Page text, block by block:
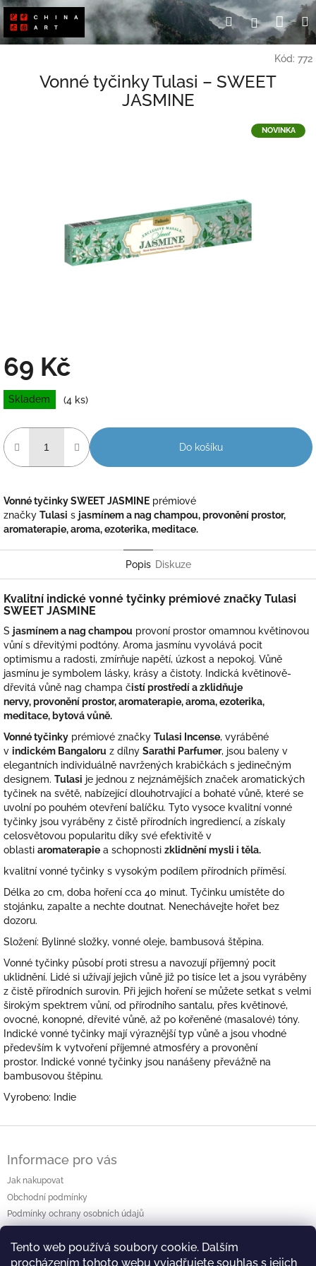
Tento web používá soubory cookie. Dalším
procházením tohoto webu vyjadřujete souhlas s jejich
Přejít
na
obsah
HledatPřihlášení
Kód: 772
Vonné tyčinky Tulasi – SWEET
JASMINE
NOVINKA
69 Kč
Měrná
cena:
Skladem (4 ks)
Do košíku
Vonné tyčinky SWEET JASMINE prémiové
značky Tulasi s jasmínem a nag champou, provonění prostor,
aromaterapie, aroma, ezoterika, meditace.
Popis Diskuze
Kvalitní indické vonné tyčinky prémiové značky Tulasi
SWEET JASMINE
S jasmínem a nag champou provoní prostor omamnou květinovou
vůní s dřevitými podtóny. Aroma jasmínu vyvolává pocit
optimismu a radosti, zmírňuje napětí, úzkost a nepokoj. Vůně
jasmínu je symbolem lásky, krásy a čistoty. Indická květinově-
dřevitá vůně nag champa čistí prostředí a zklidňuje
nervy, provonění prostor, aromaterapie, aroma, ezoterika,
meditace, bytová vůně.
Vonné tyčinky prémiové značky Tulasi Incense, vyráběné
v indickém Bangaloru z dílny Sarathi Parfumer, jsou baleny v
elegantních individuálně navržených krabičkách s jedinečným
designem. Tulasi je jednou z nejznámějších značek aromatických
tyčinek na světě, nabízející dlouhotrvající a bohaté vůně, které se
uvolní po pouhém otevření balíčku. Tyto vysoce kvalitní vonné
tyčinky jsou vyráběny z čistě přírodních ingrediencí, a získaly
celosvětovou popularitu díky své efektivitě v
oblasti aromaterapie a schopnosti zklidnění mysli i těla.
kvalitní vonné tyčinky s vysokým podílem přírodních příměsí.
Délka 20 cm, doba hoření cca 40 minut. Tyčinku umístěte do
stojánku, zapalte a nechte doutnat. Nenechávejte hořet bez
dozoru.
Složení: Bylinné složky, vonné oleje, bambusová štěpina.
Vonné tyčinky působí proti stresu a navozují příjemný pocit
uklidnění. Lidé si užívají jejich vůně již po tisíce let a jsou vyráběny
z čistě přírodních surovin. Při jejich hoření se můžete setkat s velmi
širokým spektrem vůní, od přírodního santalu, přes květinové,
ovocné, konopné, dřevité vůně, až po kořeněné (masalové) tóny.
Indické vonné tyčinky mají výraznější typ vůně a jsou vhodné
především k vytvoření příjemné atmosféry a provonění
prostor. Indické vonné tyčinky jsou nanášeny převážně na
bambusovou štěpinu.
Vyrobeno: Indie
Informace pro vás
Jak nakupovat
Obchodní podmínky
Podmínky ochrany osobních údajů